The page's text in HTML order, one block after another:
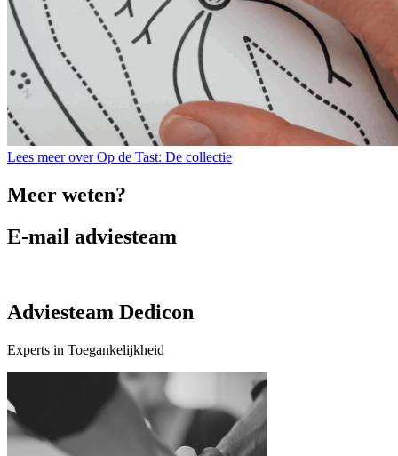
Lees meer over Op de Tast: De collectie
Meer weten?
E-mail adviesteam
Adviesteam Dedicon
Experts in Toegankelijkheid